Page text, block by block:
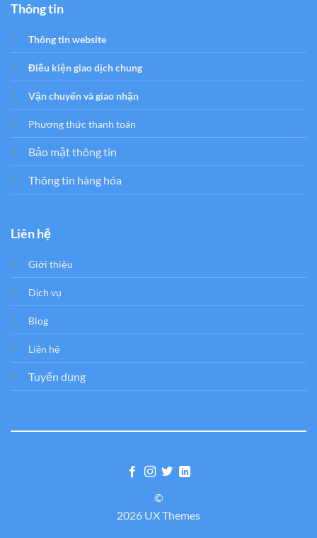
Thông tin
Thông tin website
Điều kiện giao dịch chung
Vận chuyển và giao nhận
Phương thức thanh toán
Bảo mật thông tin
Thông tin hàng hóa
Liên hệ
Giới thiệu
Dịch vụ
Blog
Liên hệ
Tuyển dụng
©
2026 UX Themes